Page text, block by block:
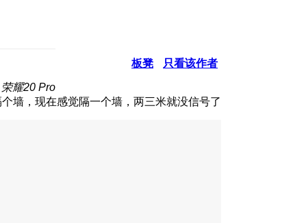
板凳 只看该作者
耀20 Pro
墙，现在感觉隔一个墙，两三米就没信号了